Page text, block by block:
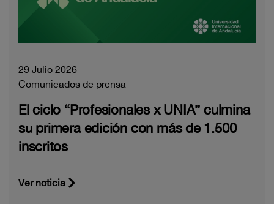
29 Julio 2026
Comunicados de prensa
El ciclo “Profesionales x UNIA” culmina
su primera edición con más de 1.500
inscritos
Ver noticia